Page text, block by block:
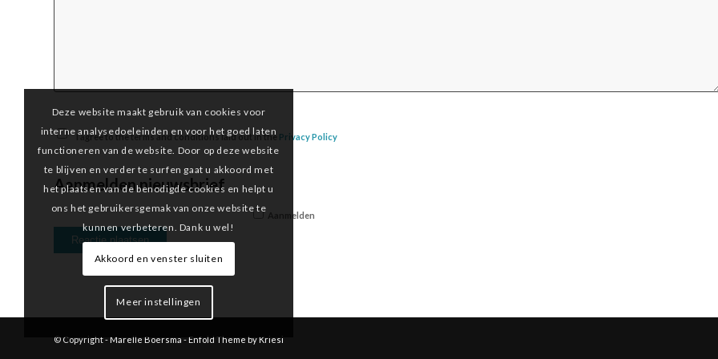
I agree to the terms and conditions laid out in the Privacy Policy
Aanmelden nieuwsbrief
Aanmelden
© Copyright -Marelle Boersma -Enfold Theme by Kriesi
Deze website maakt gebruik van cookies voor
interne analysedoeleinden en voor het goed laten
functioneren van de website. Door op deze website
te blijven en verder te surfen gaat u akkoord met
het plaatsen van de benodigde cookies en helpt u
ons het gebruikersgemak van onze website te
kunnen verbeteren. Dank u wel!
Akkoord en venster sluiten
Meer instellingen